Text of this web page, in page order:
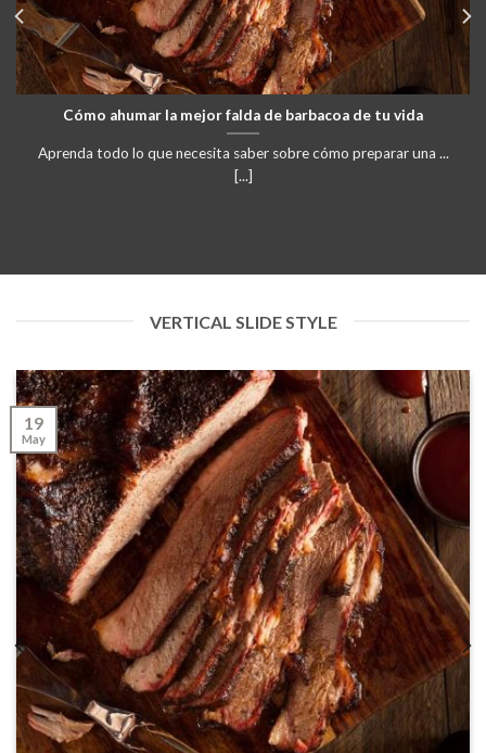
Cómo ahumar la mejor falda de barbacoa de tu vida
Aprenda todo lo que necesita saber sobre cómo preparar una ...
[...]
VERTICAL SLIDE STYLE
19
May